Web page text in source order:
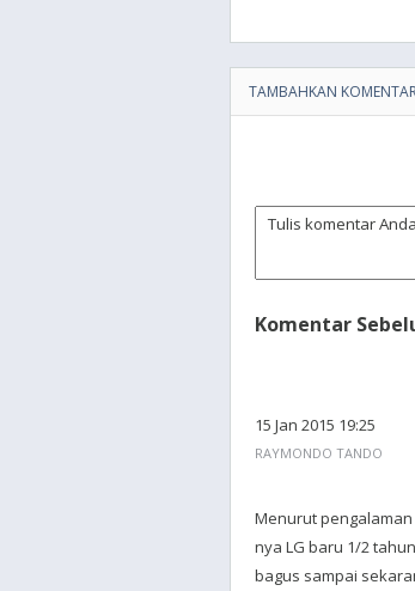
TAMBAHKAN
Komentar
15 Jan 2015 19:25
RAYMONDO TANDO
Menurut
nya LG baru 1/2
bagus sampai